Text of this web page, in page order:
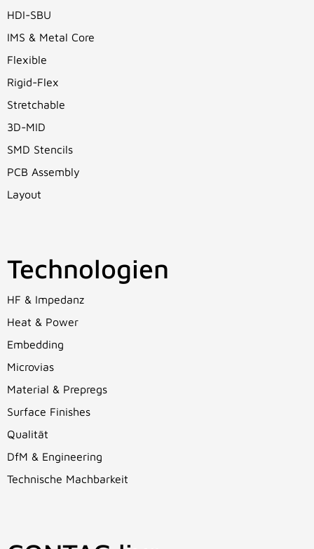
HDI-SBU
IMS & Metal Core
Flexible
Rigid-Flex
Stretchable
3D-MID
SMD Stencils
PCB Assembly
Layout
Technologien
HF & Impedanz
Heat & Power
Embedding
Microvias
Material & Prepregs
Surface Finishes
Qualität
DfM & Engineering
Technische Machbarkeit